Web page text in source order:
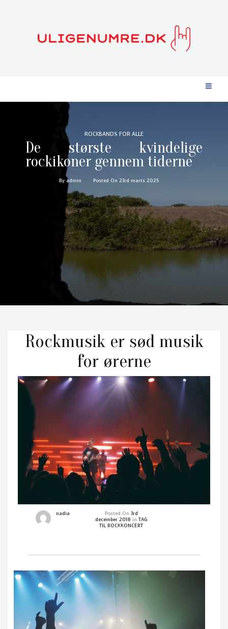
ROCKBANDS FOR ALLE
De største kvindelige
rockikoner gennem tiderne
By admin Posted On 23rd marts 2025
Rockmusik er sød musik
for ørerne
nadia Posted On 3rd
december 2018 inTAG
TIL ROCKKONCERT